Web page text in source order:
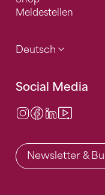
Meldestellen
Deutsch
Social Media
Instagram
Facebook
LinkedIn
Newsletter &